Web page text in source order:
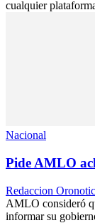
cualquier
Nacional
Pide AMLO
Redaccion
AMLO consideró
informar su